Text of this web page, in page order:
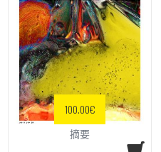
100.00€
摘要